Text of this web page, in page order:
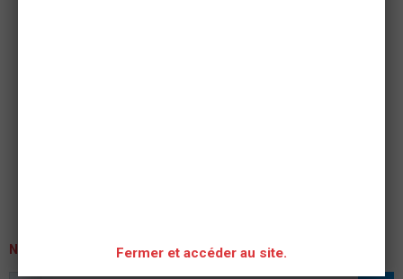
NEWSLETTER Fermer et accéder au site.